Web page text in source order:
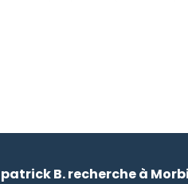
patrick B. recherche à